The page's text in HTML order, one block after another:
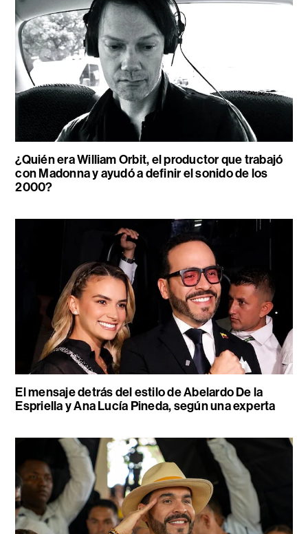
¿Quién era William Orbit, el productor que trabajó
con Madonna y ayudó a definir el sonido de los
2000?
El mensaje detrás del estilo de Abelardo De la
Espriella y Ana Lucía Pineda, según una experta